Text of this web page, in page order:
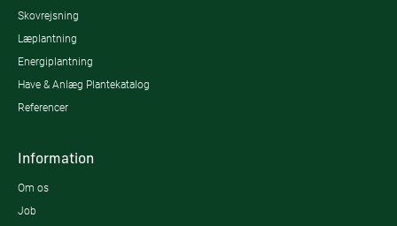
Skovrejsning
Læplantning
Energiplantning
Have & Anlæg Plantekatalog
Referencer
Information
Om os
Job